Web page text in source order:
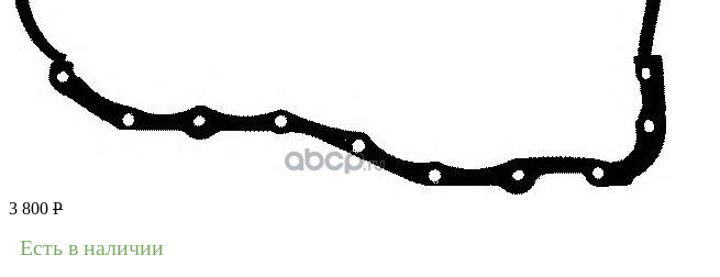
3 800 Р
Есть в наличии